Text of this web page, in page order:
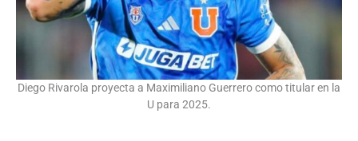
Diego Rivarola proyecta a Maximiliano Guerrero como titular en la
U para 2025.